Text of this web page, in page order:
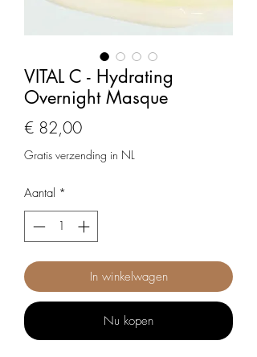
VITAL C - Hydrating
Overnight Masque
€ 82,00Prijs
Gratis verzending in NL
Aantal *
In winkelwagen
Nu kopen